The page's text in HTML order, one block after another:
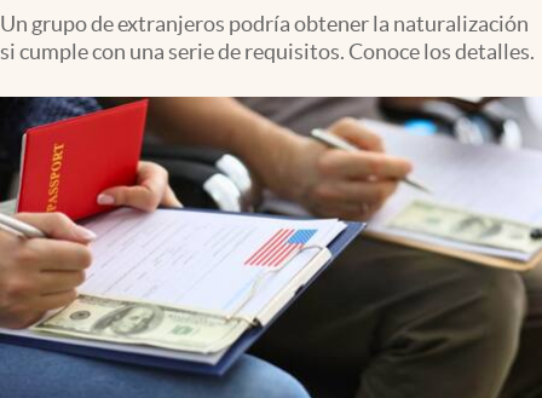
PC y mobile
Un grupo de extranjeros podría obtener la naturalización
si cumple con una serie de requisitos. Conoce los detalles.